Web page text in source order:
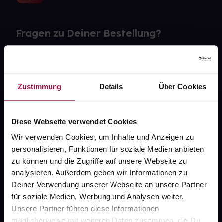
Zustimmung Details Über Cookies
Diese Webseite verwendet Cookies
Wir verwenden Cookies, um Inhalte und Anzeigen zu
personalisieren, Funktionen für soziale Medien anbieten
zu können und die Zugriffe auf unsere Webseite zu
analysieren. Außerdem geben wir Informationen zu
Deiner Verwendung unserer Webseite an unsere Partner
für soziale Medien, Werbung und Analysen weiter.
Unsere Partner führen diese Informationen
Fragen zu Deiner Bestellung?
Über uns
Karriere